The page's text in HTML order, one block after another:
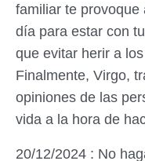
familiar te provoque
día para estar con
que evitar herir a
Finalmente, Virgo,
opiniones de las
vida a la hora de
20/12/2024 : No